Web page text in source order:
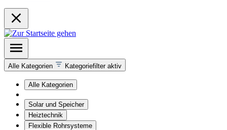
Alle Kategorien Kategoriefilter aktiv
Alle Kategorien
Solar und Speicher
Heiztechnik
Flexible Rohrsysteme